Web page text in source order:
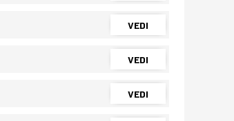
VEDI
VEDI
VEDI